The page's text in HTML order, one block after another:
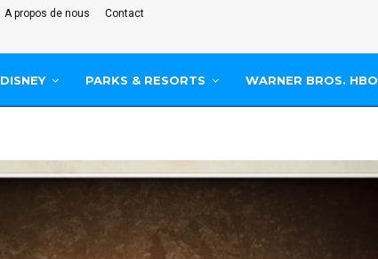
A propos de nous Contact
DISNEY PARKS & RESORTS WARNER BROS. HBO